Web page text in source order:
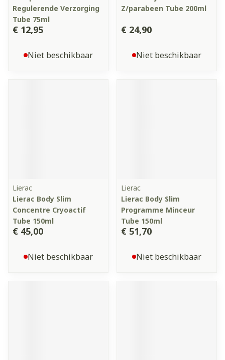
Regulerende Verzorging
Tube 75ml
€ 12,95
Niet beschikbaar
Z/parabeen Tube 200ml
€ 24,90
Niet beschikbaar
Lierac
Lierac Body Slim
Concentre Cryoactif
Tube 150ml
€ 45,00
Niet beschikbaar
Lierac
Lierac Body Slim
Programme Minceur
Tube 150ml
€ 51,70
Niet beschikbaar